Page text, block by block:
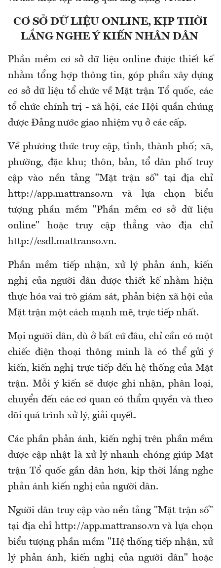
CƠ SỞ DỮ LIỆU ONLINE, KỊP THỜI
LẮNG NGHE Ý KIẾN NHÂN DÂN
Phần mềm cơ sở dữ liệu online được thiết kế
nhằm tổng hợp thông tin, góp phần xây dựng
cơ sở dữ liệu tổ chức về Mặt trận Tổ quốc, các
tổ chức chính trị - xã hội, các Hội quần chúng
được Đảng nước giao nhiệm vụ ở các cấp.
Về phương thức truy cập, tỉnh, thành phố; xã,
phường, đặc khu; thôn, bản, tổ dân phố truy
cập vào nền tảng "Mặt trận số" tại địa chỉ
http://app.mattranso.vn và lựa chọn biểu
tượng phần mềm "Phần mềm cơ sở dữ liệu
online" hoặc truy cập thẳng vào địa chỉ
http://csdl.mattranso.vn.
Phần mềm tiếp nhận, xử lý phản ánh, kiến
nghị của người dân được thiết kế nhằm hiện
thực hóa vai trò giám sát, phản biện xã hội của
Mặt trận một cách mạnh mẽ, trực tiếp nhất.
Mọi người dân, dù ở bất cứ đâu, chỉ cần có một
chiếc điện thoại thông minh là có thể gửi ý
kiến, kiến nghị trực tiếp đến hệ thống của Mặt
trận. Mỗi ý kiến sẽ được ghi nhận, phân loại,
chuyển đến các cơ quan có thẩm quyền và theo
dõi quá trình xử lý, giải quyết.
Các phần phản ánh, kiến nghị trên phần mềm
được cập nhật là xử lý nhanh chóng giúp Mặt
trận Tổ quốc gần dân hơn, kịp thời lắng nghe
phản ánh kiến nghị của người dân.
Người dân truy cập vào nền tảng "Mặt trận số"
tại địa chỉ http://app.mattranso.vn và lựa chọn
biểu tượng phần mềm "Hệ thống tiếp nhận, xử
lý phản ánh, kiến nghị của người dân" hoặc